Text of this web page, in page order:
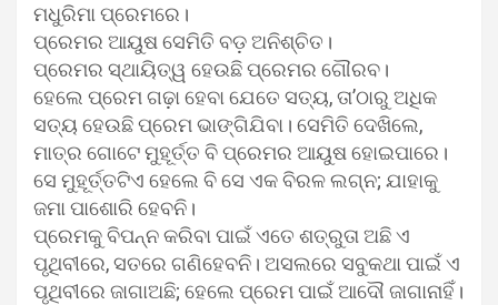
ମଧୁରିମା ପ୍ରେମରେ।
ପ୍ରେମର ଆୟୁଷ ସେମିତି ବଡ଼ ଅନିଶ୍ଚିତ।
ପ୍ରେମର ସ୍ଥାୟିତ୍ୱ ହେଉଛି ପ୍ରେମର ଗୌରବ।
ହେଲେ ପ୍ରେମ ଗଢ଼ା ହେବା ଯେତେ ସତ୍ୟ, ତା’ଠାରୁ ଅଧିକ
ସତ୍ୟ ହେଉଛି ପ୍ରେମ ଭାଙ୍ଗିଯିବା। ସେମିତି ଦେଖିଲେ,
ମାତ୍ର ଗୋଟେ ମୁହୂର୍ତ୍ତ ବି ପ୍ରେମର ଆୟୁଷ ହୋଇପାରେ।
ସେ ମୁହୂର୍ତ୍ତଟିଏ ହେଲେ ବି ସେ ଏକ ବିରଳ ଲଗ୍ନ; ଯାହାକୁ
ଜମା ପାଶୋରି ହେବନି।
ପ୍ରେମକୁ ବିପନ୍ନ କରିବା ପାଇଁ ଏତେ ଶତ୍ରୁତା ଅଛି ଏ
ପୃଥିବୀରେ, ସତରେ ଗଣିହେବନି। ଅସଲରେ ସବୁକଥା ପାଇଁ ଏ
ପୃଥିବୀରେ ଜାଗାଅଛି; ହେଲେ ପ୍ରେମ ପାଇଁ ଆଦୌ ଜାଗାନାହିଁ।